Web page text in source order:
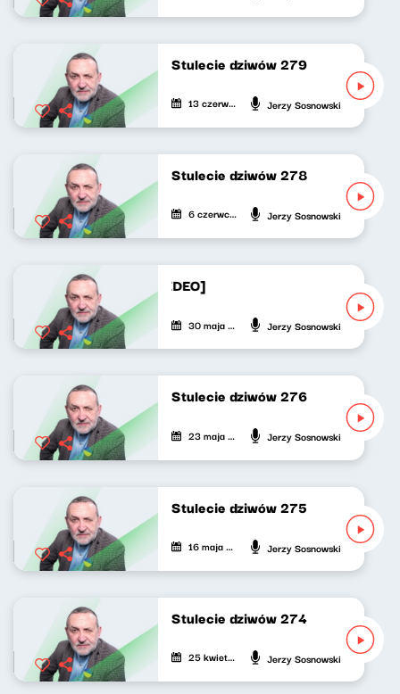
Stulecie dziwów 279
13 czerwca 2026 Jerzy Sosnowski
Stulecie dziwów 278
6 czerwca 2026 Jerzy Sosnowski
Stulecie dziwów 277 [WIDEO]
30 maja 2026 Jerzy Sosnowski
Stulecie dziwów 276
23 maja 2026 Jerzy Sosnowski
Stulecie dziwów 275
16 maja 2026 Jerzy Sosnowski
Stulecie dziwów 274
25 kwietnia 2026 Jerzy Sosnowski